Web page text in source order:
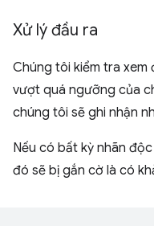
Xử lý đầu ra
Chúng tôi kiểm tra xem
vượt quá ngưỡng của
chúng tôi sẽ ghi nhận
Nếu có bất kỳ nhãn
đó sẽ bị gắn cờ là có